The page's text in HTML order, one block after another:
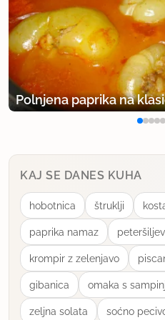
Po receptu je videti
javim
uporabno
Polnjena paprika na
KAJ SE DANES KUHA
hobotnica štruklji
paprika namaz
krompir z zelenjavo
gibanica omaka s
zeljna solata soćno